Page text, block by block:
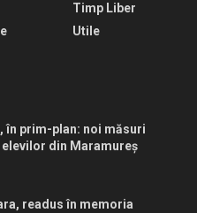
Timp Liber
Utile
în prim-plan: noi măsuri
din Maramureș
readus în memoria